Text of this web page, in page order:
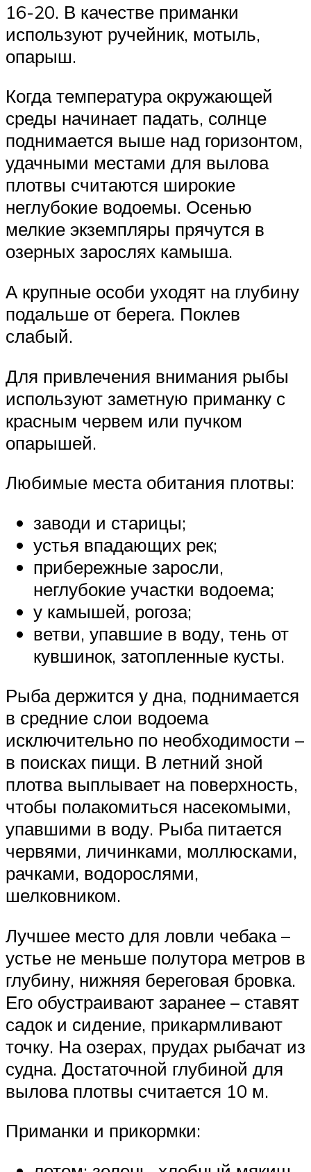
16-20. В качестве приманки
используют ручейник, мотыль,
опарыш.
Когда температура окружающей
среды начинает падать, солнце
поднимается выше над горизонтом,
удачными местами для вылова
плотвы считаются широкие
неглубокие водоемы. Осенью
мелкие экземпляры прячутся в
озерных зарослях камыша.
А крупные особи уходят на глубину
подальше от берега. Поклев
слабый.
Для привлечения внимания рыбы
используют заметную приманку с
красным червем или пучком
опарышей.
Любимые места обитания плотвы:
заводи и старицы;
устья впадающих рек;
прибережные заросли,
неглубокие участки водоема;
у камышей, рогоза;
ветви, упавшие в воду, тень от
кувшинок, затопленные кусты.
Рыба держится у дна, поднимается
в средние слои водоема
исключительно по необходимости –
в поисках пищи. В летний зной
плотва выплывает на поверхность,
чтобы полакомиться насекомыми,
упавшими в воду. Рыба питается
червями, личинками, моллюсками,
рачками, водорослями,
шелковником.
Лучшее место для ловли чебака –
устье не меньше полутора метров в
глубину, нижняя береговая бровка.
Его обустраивают заранее – ставят
садок и сидение, прикармливают
точку. На озерах, прудах рыбачат из
судна. Достаточной глубиной для
вылова плотвы считается 10 м.
Приманки и прикормки: